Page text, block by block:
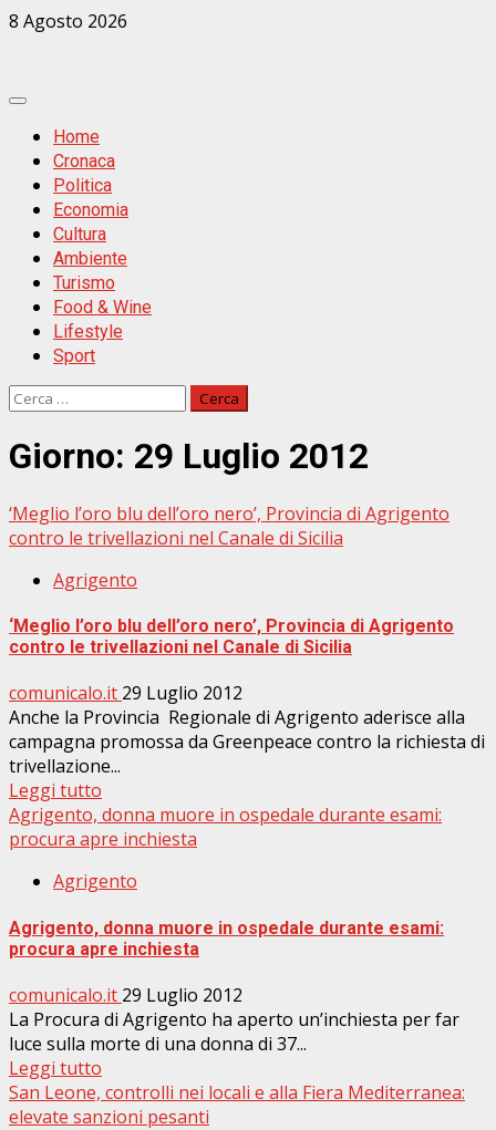
Zum
8 Agosto 2026
Primäres
MenüHome
Cronaca
Politica
Economia
Cultura
Ambiente
Turismo
Food & Wine
Lifestyle
Sport
Ricerca
Giorno: 29 Luglio 2012
‘Meglio l’oro blu dell’oro nero’, Provincia di Agrigento
contro le trivellazioni nel Canale di Sicilia
Agrigento
‘Meglio l’oro blu dell’oro nero’, Provincia di Agrigento
contro le trivellazioni nel Canale di Sicilia
comunicalo.it 29 Luglio 2012
Anche la Provincia Regionale di Agrigento aderisce alla
campagna promossa da Greenpeace contro la richiesta di
trivellazione...
Leggi tutto
Agrigento, donna muore in ospedale durante esami:
procura apre inchiesta
Agrigento
Agrigento, donna muore in ospedale durante esami:
procura apre inchiesta
comunicalo.it 29 Luglio 2012
La Procura di Agrigento ha aperto un’inchiesta per far
luce sulla morte di una donna di 37...
Leggi tutto
San Leone, controlli nei locali e alla Fiera Mediterranea:
elevate sanzioni pesanti